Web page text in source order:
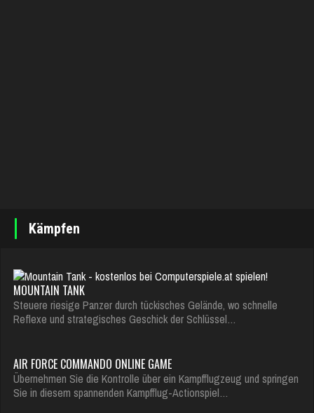
Kämpfen
MOUNTAIN TANK
Steuere riesige Panzer durch tückisches Gelände, wo schnelle
Reflexe und strategisches Geschick der Schlüssel…
AIR FORCE COMMANDO ONLINE GAME
Übernehmen Sie die Kontrolle über ein Kampfflugzeug und springen
Sie in diesem spannenden Kampfflug-Actionspiel…